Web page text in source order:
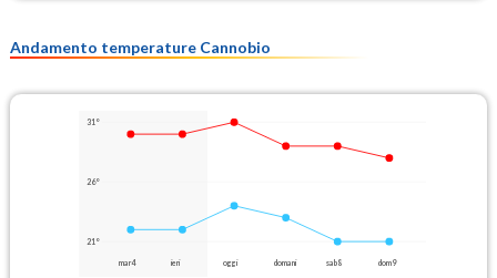
Andamento temperature Cannobio
31°
26°
21°
mar 4 ieri oggi domani sab 8 dom 9